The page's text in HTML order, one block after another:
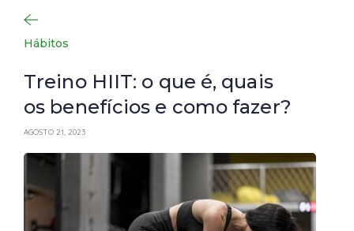
Hábitos
Treino HIIT: o que é, quais
os benefícios e como fazer?
AGOSTO 21, 2023